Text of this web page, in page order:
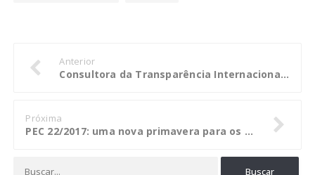
Anterior
Consultora da Transparência Internacional diz que trabalho do TCE-PB faz avançar o combate à corrupção
Próxima
PEC 22/2017: uma nova primavera para os Tribunais de Contas